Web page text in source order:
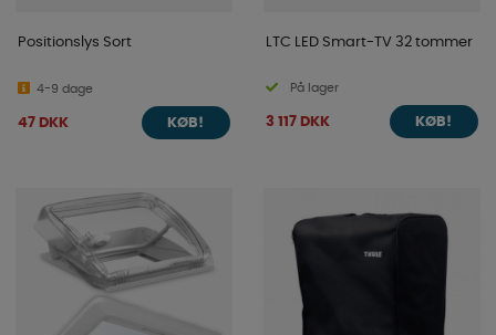
Positionslys Sort
4-9 dage
47 DKK KØB!
LTC LED Smart-TV 32 tommer
På lager
3 117 DKK KØB!